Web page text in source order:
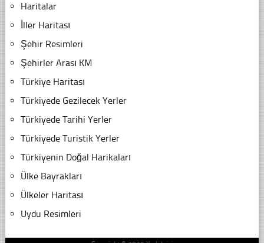
Haritalar
İller Haritası
Şehir Resimleri
Şehirler Arası KM
Türkiye Haritası
Türkiyede Gezilecek Yerler
Türkiyede Tarihi Yerler
Türkiyede Turistik Yerler
Türkiyenin Doğal Harikaları
Ülke Bayrakları
Ülkeler Haritası
Uydu Resimleri